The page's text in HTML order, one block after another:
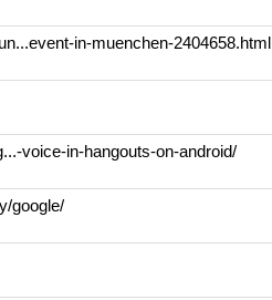
in-muenchen-2404658.html
voice-in-hangouts-on-android/
google/